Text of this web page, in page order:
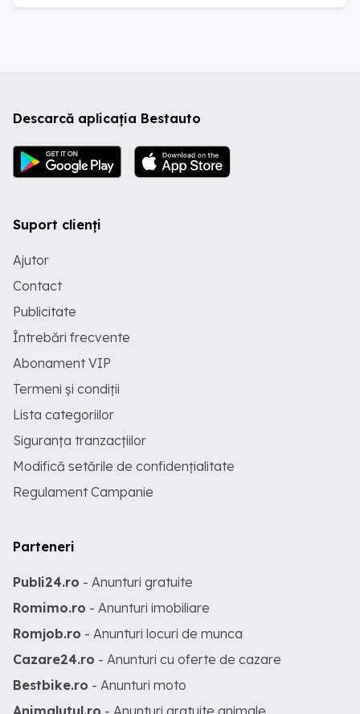
Descarcă aplicația Bestauto
Suport clienți
Ajutor
Contact
Publicitate
Întrebări frecvente
Abonament VIP
Termeni și condiții
Lista categoriilor
Siguranța tranzacțiilor
Modifică setările de confidențialitate
Regulament Campanie
Parteneri
Publi24.ro - Anunturi gratuite
Romimo.ro - Anunturi imobiliare
Romjob.ro - Anunturi locuri de munca
Cazare24.ro - Anunturi cu oferte de cazare
Bestbike.ro - Anunturi moto
Animalutul.ro - Anunturi gratuite animale